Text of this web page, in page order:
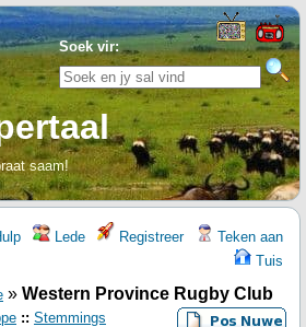
Soek vir:
saam!
Lede Registreer
Teken aan
Tuis
» Western Province Rugby Club
:: Stemmings